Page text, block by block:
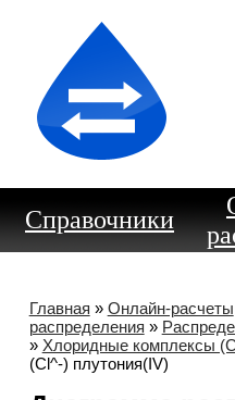
Справочники
Главная » Онлайн-расчеты
распределения »
» Хлоридные комплексы
(Cl^-) плутония(IV)